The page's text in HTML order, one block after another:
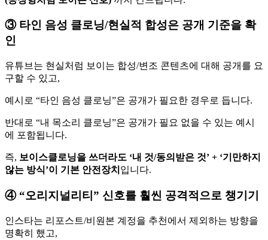
③ 타인 음성 클로닝/현실적 합성은 공개 기준을 확
인
유튜브는 현실처럼 보이는 합성/변조 콘텐츠에 대해 공개를 요
구할 수 있고,
예시로 “타인 음성 클로닝”은 공개가 필요한 경우로 듭니다.
반대로 “내 목소리 클로닝”은 공개가 필요 없을 수 있는 예시
에 포함됩니다.
즉, 보이스클로닝을 쓰더라도 ‘내 것/동의받은 것’ + ‘기만하지
않는 방식’이 기본 안전장치 입니다.
④ “오리지널리티” 신호를 훨씬 공격적으로 챙기기
인스타는 리포스트/비원본 계정을 추천에서 제외하는 방향을
명확히 했고,